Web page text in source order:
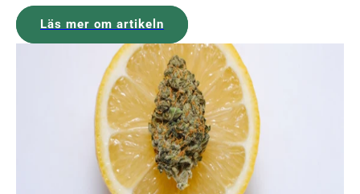
Läs mer om artikeln